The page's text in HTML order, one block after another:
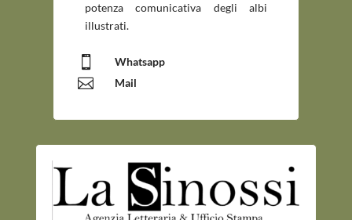
potenza comunicativa degli albi
illustrati.
 Whatsapp
 Mail